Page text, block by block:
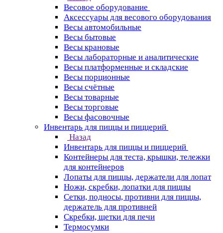
Весовое оборудование
Аксессуары для весового оборудования
Весы автомобильные
Весы бытовые
Весы крановые
Весы лабораторные и аналитические
Весы платформенные и складские
Весы порционные
Весы счётные
Весы товарные
Весы торговые
Весы фасовочные
Инвентарь для пиццы и пиццерий
Назад
Инвентарь для пиццы и пиццерий
Контейнеры для теста, крышки, тележки
для контейнеров
Лопаты для пиццы, держатели для лопат
Ножи, скребки, лопатки для пиццы
Сетки, подносы, противни для пиццы,
держатель для противней
Скребки, щетки для печи
Термосумки